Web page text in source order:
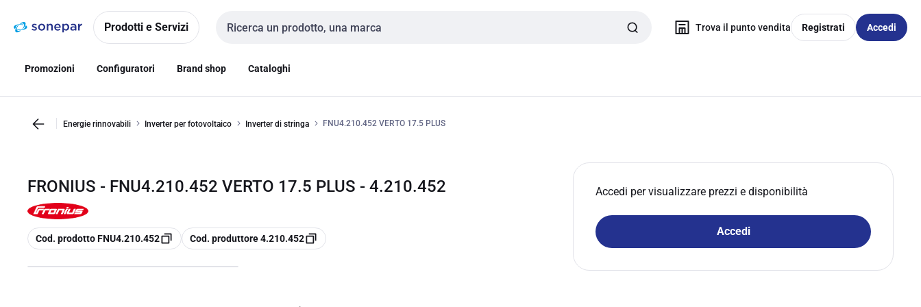
navigazionealla
Prodotti e Servizi
Cerca input
Trova il punto vendita Registrati Accedi
Promozioni Configuratori Brand shop Cataloghi
Energie rinnovabili Inverter per fotovoltaico Inverter di stringa FNU4.210.452 VERTO 17.5 PLUS
FRONIUS - FNU4.210.452 VERTO 17.5 PLUS - 4.210.452
copia
Cod. prodotto FNU4.210.452 copia
Cod. produttore 4.210.452
Accedi per visualizzare prezzi e disponibilità
Accedi